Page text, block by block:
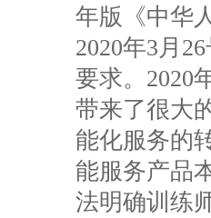
年版《中华
2020年3月
要求。2020
带来了很大
能化服务的
能服务产品
法明确训练